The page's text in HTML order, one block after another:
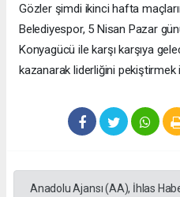
Gözler şimdi ikinci hafta
Belediyespor, 5 Nisan Pazar
Konyagücü ile karşı karşıya
kazanarak liderliğini pekiştirmek
Anadolu Ajansı (AA), İhlas